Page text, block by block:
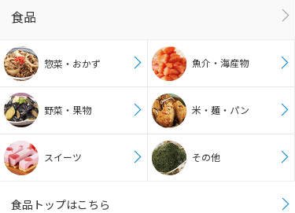
食品
惣菜・おかず 魚介・海産物
野菜・果物 米・麺・パン
スイーツ その他
食品トップはこちら